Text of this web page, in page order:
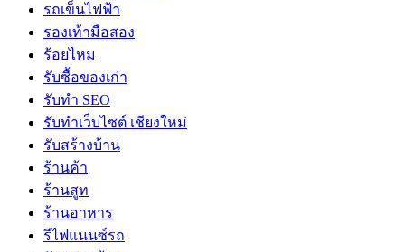
รถเข็นไฟฟ้า
รองเท้ามือสอง
ร้อยไหม
รับซื้อของเก่า
รับทำ SEO
รับทำเว็บไซต์ เชียงใหม่
รับสร้างบ้าน
ร้านค้า
ร้านสูท
ร้านอาหาร
รีไฟแนนซ์รถ